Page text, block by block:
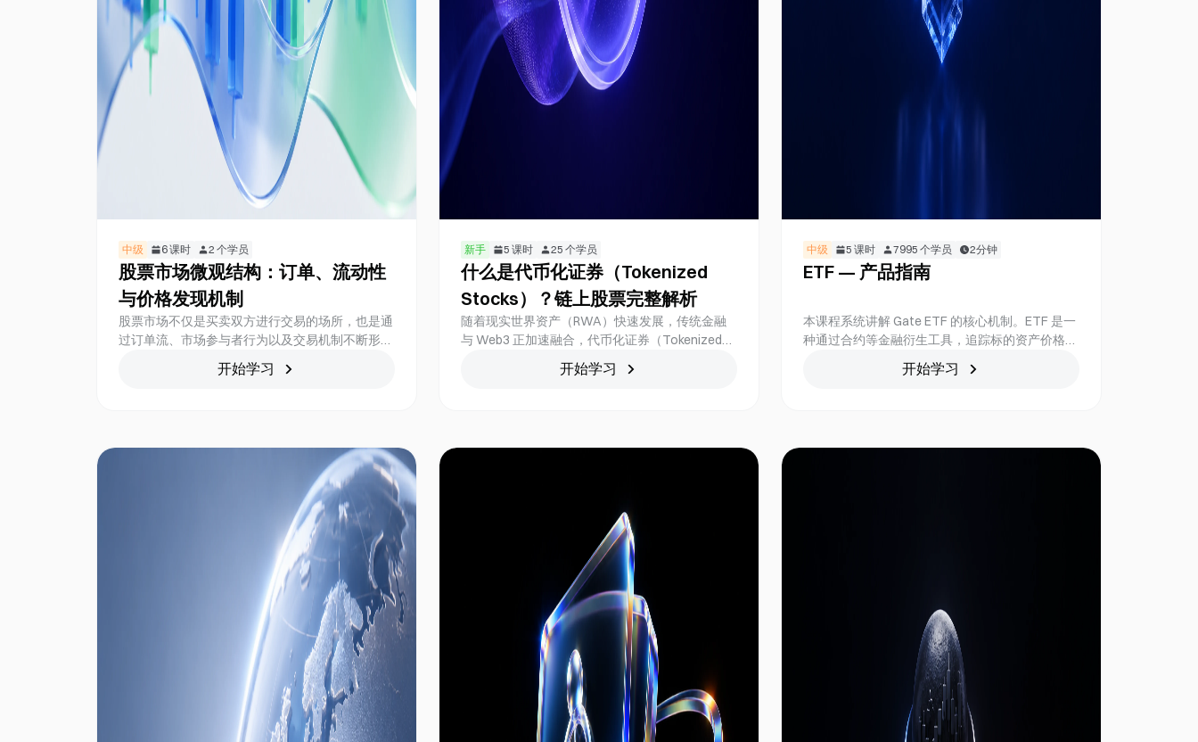
中级 6课时 2 个学员
股票市场微观结构：订单、流动性
与价格发现机制
股票市场不仅是买卖双方进行交易的场所，也是通
过订单流、市场参与者行为以及交易机制不断形成
价格的复杂系统。本课程将从市场微观结构角度出
发，介绍股票交易背后的运行逻辑，帮助学习者理
开始学习
新手 5 课时 25 个学员
什么是代币化证券（Tokenized
Stocks）？链上股票完整解析
随着现实世界资产（RWA）快速发展，传统金融
与 Web3 正加速融合，代币化证券（Tokenized
Stocks）已成为全球数字金融的重要发展方向。
通过区块链技术，股票资产不仅能够突破传统投资
发展背景出发，深入解析链上股票的运作机制、全
开始学习
中级 5 课时 7995 个学员 2分钟
ETF — 产品指南
本课程系统讲解 Gate ETF 的核心机制。ETF 是一
种通过合约等金融衍生工具，追踪标的资产价格表
现，并将其涨跌幅放大至目标倍数的基金产品。用
户可通过类似现货的方式进行买卖，无需自行借
开始学习